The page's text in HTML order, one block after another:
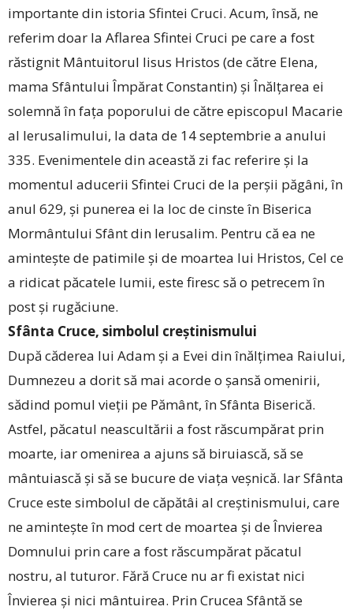
importante din istoria Sfintei Cruci. Acum, însă, ne
referim doar la Aflarea Sfintei Cruci pe care a fost
răstignit Mântuitorul Iisus Hristos (de către Elena,
mama Sfântului Împărat Constantin) și Înălțarea ei
solemnă în fața poporului de către episcopul Macarie
al Ierusalimului, la data de 14 septembrie a anului
335. Evenimentele din această zi fac referire și la
momentul aducerii Sfintei Cruci de la perșii păgâni, în
anul 629, și punerea ei la loc de cinste în Biserica
Mormântului Sfânt din Ierusalim. Pentru că ea ne
amintește de patimile și de moartea lui Hristos, Cel ce
a ridicat păcatele lumii, este firesc să o petrecem în
post și rugăciune.
Sfânta Cruce, simbolul creștinismului
După căderea lui Adam și a Evei din înălțimea Raiului,
Dumnezeu a dorit să mai acorde o șansă omenirii,
sădind pomul vieții pe Pământ, în Sfânta Biserică.
Astfel, păcatul neascultării a fost răscumpărat prin
moarte, iar omenirea a ajuns să biruiască, să se
mântuiască și să se bucure de viața veșnică. Iar Sfânta
Cruce este simbolul de căpătâi al creștinismului, care
ne amintește în mod cert de moartea și de Învierea
Domnului prin care a fost răscumpărat păcatul
nostru, al tuturor. Fără Cruce nu ar fi existat nici
Învierea și nici mântuirea. Prin Crucea Sfântă se